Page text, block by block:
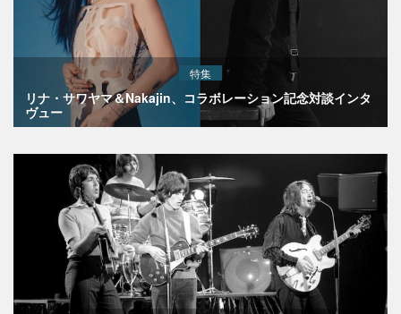
特集
リナ・サワヤマ＆Nakajin、コラボレーション記念対談インタ
ヴュー